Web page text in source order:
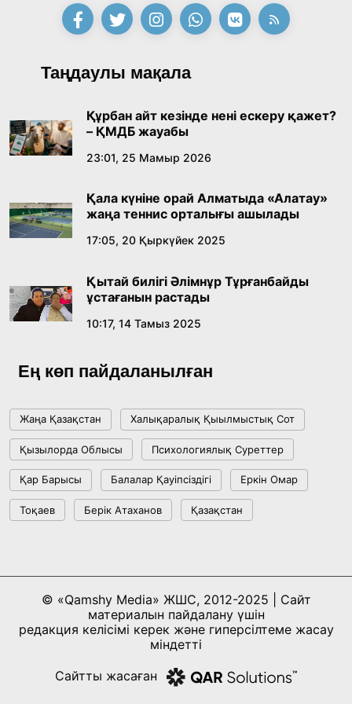
қабылдады
16:27, 23 Шілде 2026
Қазақ тіліндегі «құт» концептісінің
лингвомәдени сипаты
09:21, 21 Шілде 2026
Абайдың адам тәрбиесі туралы
18:59, 20 Шілде 2026
Жасанды интеллект: адамзаттың көмекшісі
18:16, 20 Шілде 2026
жетістіктері мен даму бағыты
Мемлекет басшысы Көбейтұз көлінің жай-
күйіне назар аударды
18:22, 17 Шілде 2026
10:28, 15 Шілде 2026
Қазақстан ҰҚК: уақыт сын-қатерлері және
ұлттық мүддені қорғау
Таңдаулы мақала
Құрбан айт кезінде нені ескеру қажет?
– ҚМДБ жауабы
23:01, 25 Мамыр 2026
Қала күніне орай Алматыда «Алатау»
жаңа теннис орталығы ашылады
17:05, 20 Қыркүйек 2025
Қытай билігі Әлімнұр Тұрғанбайды
ұстағанын растады
10:17, 14 Тамыз 2025
Ең көп пайдаланылған
Жаңа Қазақстан Халықаралық Қыылмыстық Сот
Қызылорда Облысы Психологиялық Суреттер
Қар Барысы Балалар Қауіпсіздігі Еркін Омар
Тоқаев Берік Атаханов Қазақстан
© «Qamshy Media» ЖШС, 2012-2025 | Сайт
материалын пайдалану үшін
редакция келісімі керек және гиперсілтеме жасау
міндетті
Сайтты жасаған